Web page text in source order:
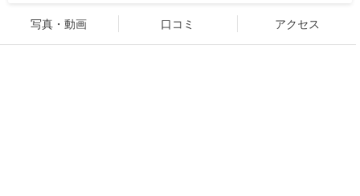
写真・動画 口コミ アクセス